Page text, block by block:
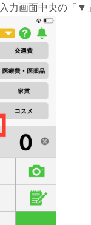
力画面中央の「▼